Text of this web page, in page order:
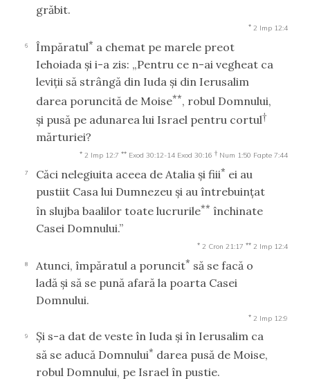
grăbit.
* 2 Imp 12:4
6 Împăratul* a chemat pe marele preot
Iehoiada şi i-a zis: „Pentru ce n-ai vegheat ca
leviţii să strângă din Iuda şi din Ierusalim
darea poruncită de Moise**, robul Domnului,
şi pusă pe adunarea lui Israel pentru cortul†
mărturiei?
* 2 Imp 12:7 ** Exod 30:12-14 Exod 30:16 † Num 1:50 Fapte 7:44
7 Căci nelegiuita aceea de Atalia şi fiii* ei au
pustiit Casa lui Dumnezeu şi au întrebuinţat
în slujba baalilor toate lucrurile** închinate
Casei Domnului.”
* 2 Cron 21:17 ** 2 Imp 12:4
8 Atunci, împăratul a poruncit* să se facă o
ladă şi să se pună afară la poarta Casei
Domnului.
* 2 Imp 12:9
9
Şi s-a dat de veste în Iuda şi în Ierusalim ca
să se aducă Domnului* darea pusă de Moise,
robul Domnului, pe Israel în pustie.